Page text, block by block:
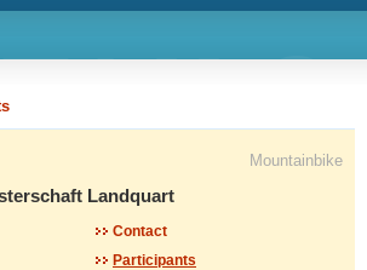
Mountainbike
Landquart
Contact
Participants